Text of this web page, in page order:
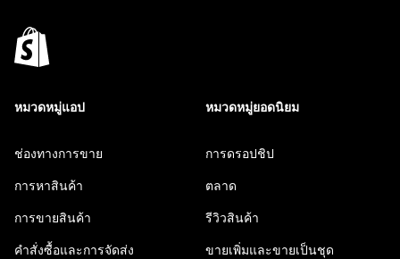
หมวดหมู่แอป
ช่องทางการขาย
การหาสินค้า
การขายสินค้า
คำสั่งซื้อและการจัดส่ง
หมวดหมู่ยอดนิยม
การดรอปชิป
ตลาด
รีวิวสินค้า
ขายเพิ่มและขายเป็นชุด